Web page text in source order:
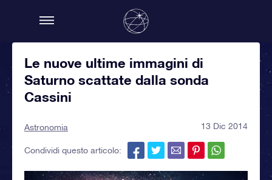
Le nuove ultime immagini di
Saturno scattate dalla sonda
Cassini
Astronomia 13 Dic 2014
Condividi questo articolo: